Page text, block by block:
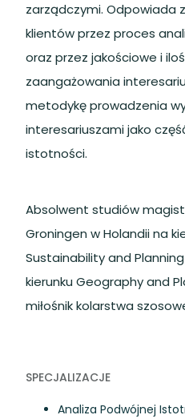
zarządczymi. Odpowiada
klientów przez proces
oraz przez jakościowe i
zaangażowania
metodykę prowadzenia
interesariuszami jako
istotności.
Absolwent studiów
Groningen w Holandii na
Sustainability and
kierunku Geography and
miłośnik kolarstwa
SPECJALIZACJE
Analiza Podwójnej